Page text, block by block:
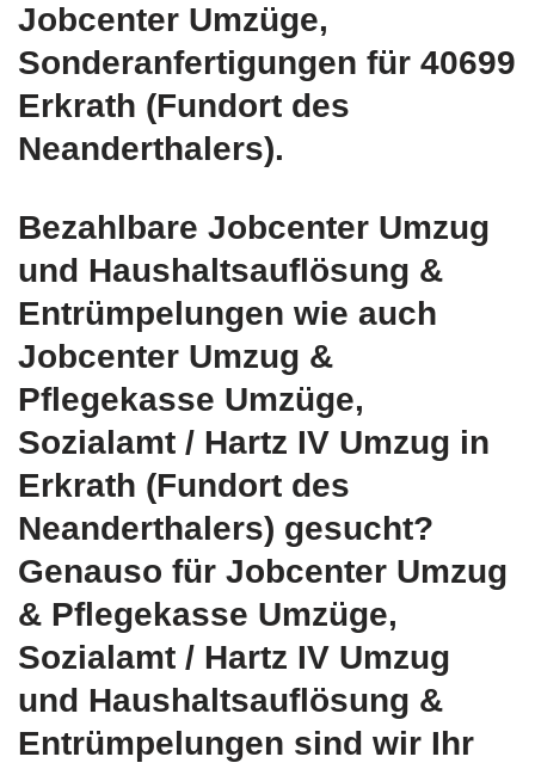
Jobcenter Umzüge,
Sonderanfertigungen für 40699
Erkrath (Fundort des
Neanderthalers).
Bezahlbare Jobcenter Umzug
und Haushaltsauflösung &
Entrümpelungen wie auch
Jobcenter Umzug &
Pflegekasse Umzüge,
Sozialamt / Hartz IV Umzug in
Erkrath (Fundort des
Neanderthalers) gesucht?
Genauso für Jobcenter Umzug
& Pflegekasse Umzüge,
Sozialamt / Hartz IV Umzug
und Haushaltsauflösung &
Entrümpelungen sind wir Ihr